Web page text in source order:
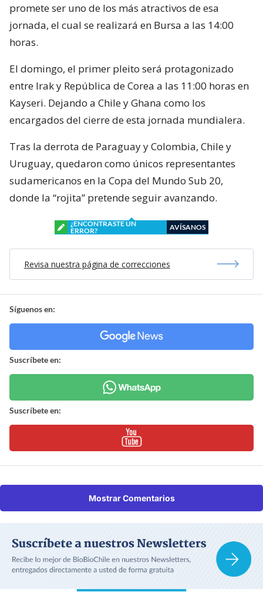
promete ser uno de los más atractivos de esa
jornada, el cual se realizará en Bursa a las 14:00
horas.
El domingo, el primer pleito será protagonizado
entre Irak y República de Corea a las 11:00 horas en
Kayseri. Dejando a Chile y Ghana como los
encargados del cierre de esta jornada mundialera.
Tras la derrota de Paraguay y Colombia, Chile y
Uruguay, quedaron como únicos representantes
sudamericanos en la Copa del Mundo Sub 20,
donde la “rojita” pretende seguir avanzando.
¿ENCONTRASTE UN
ERROR?
AVÍSANOS
Revisa nuestra página de correcciones
Síguenos en:
Suscríbete en:
Suscríbete en:
Mostrar Comentarios